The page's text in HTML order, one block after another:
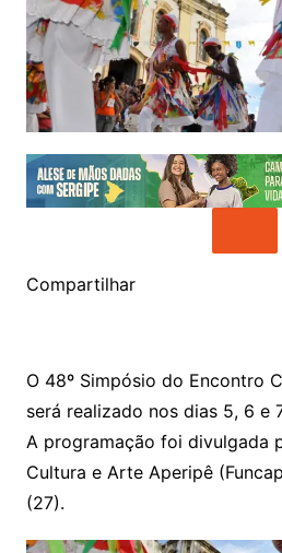
Compartilhar
O 48º Simpósio do Encontro
será realizado nos dias 5, 6 e
A programação foi divulgada
Cultura e Arte Aperipê
(27).